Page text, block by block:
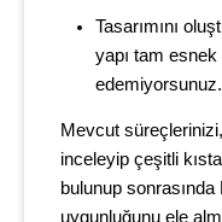
Tasarımını
yapı tam
edemiyorsunuz.
Mevcut
inceleyip çeşitli
bulunup
uygunluğunu ele